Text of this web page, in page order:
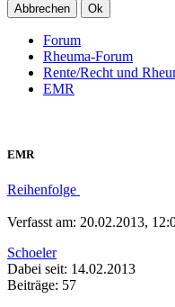
Abbrechen Ok
Forum
Rheuma-Forum
Rente/Recht und
EMR
EMR
Reihenfolge
Verfasst am: 20.02.2013,
Schoeler
Dabei seit: 14.02.2013
Beiträge: 57